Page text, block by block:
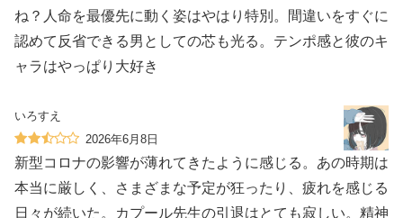
ね？人命を最優先に動く姿はやはり特別。間違いをすぐに
認めて反省できる男としての芯も光る。テンポ感と彼のキ
ャラはやっぱり大好き
いろすえ
2026年6月8日
新型コロナの影響が薄れてきたように感じる。あの時期は
本当に厳しく、さまざまな予定が狂ったり、疲れを感じる
日々が続いた。カプール先生の引退はとても寂しい。精神